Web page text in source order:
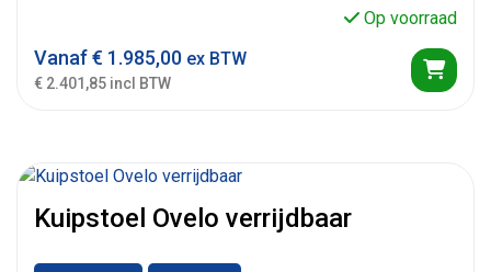
Op voorraad
Vanaf€ 1.985,00 ex BTW
€ 2.401,85 incl BTW
Kuipstoel Ovelo verrijdbaar